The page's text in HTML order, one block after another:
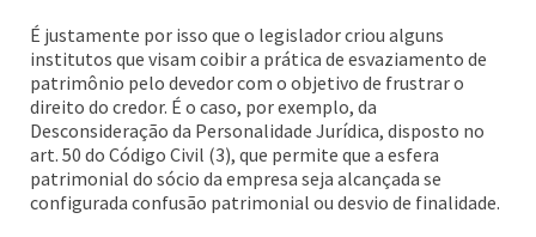
É justamente por isso que o legislador criou alguns
institutos que visam coibir a prática de esvaziamento de
patrimônio pelo devedor com o objetivo de frustrar o
direito do credor. É o caso, por exemplo, da
Desconsideração da Personalidade Jurídica, disposto no
art. 50 do Código Civil (3), que permite que a esfera
patrimonial do sócio da empresa seja alcançada se
configurada confusão patrimonial ou desvio de finalidade.